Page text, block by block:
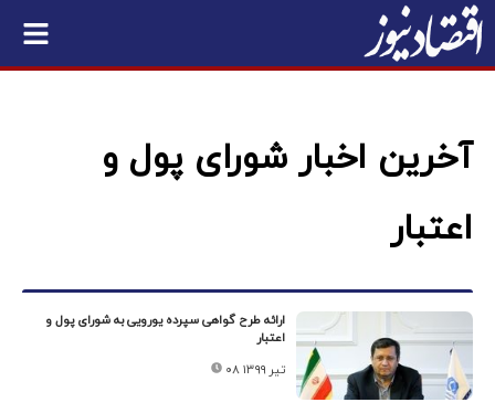
آخرین اخبار شورای پول و
اعتبار
ارائه طرح گواهی سپرده یورویی به شورای پول و
اعتبار
۰۸ تیر ۱۳۹۹